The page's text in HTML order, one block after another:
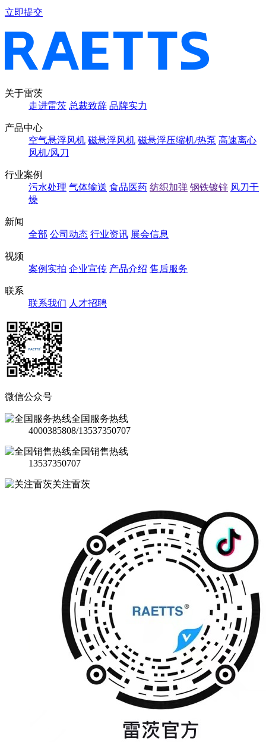
立即提交
关于雷茨
走进雷茨 总裁致辞 品牌实力
产品中心
空气悬浮风机 磁悬浮风机 磁悬浮压缩机/热泵 高速离心
风机/风刀
行业案例
污水处理 气体输送 食品医药 纺织加弹 钢铁镀锌 风刀干
燥
新闻
全部 公司动态 行业资讯 展会信息
视频
案例实拍 企业宣传 产品介绍 售后服务
联系
联系我们 人才招聘
微信公众号
全国服务热线
4000385808/13537350707
全国销售热线
13537350707
关注雷茨